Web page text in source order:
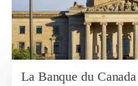
La Banque du